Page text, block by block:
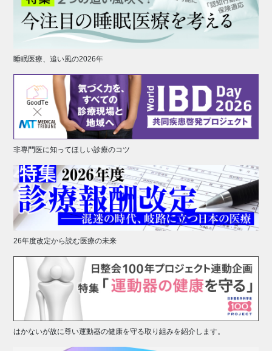
睡眠医療、追い風の2026年
非専門医に知ってほしい診療のコツ
26年度改定から読む医療の未来
はかないが故に尊い運動器の健康を守る取り組みを紹介します。